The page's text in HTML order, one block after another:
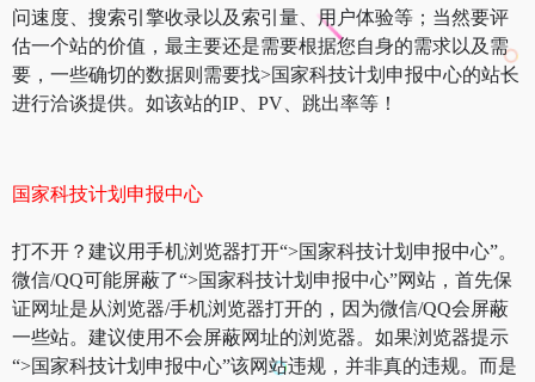
问速度、搜索引擎收录以及索引量、用户体验等；当然要评
估一个站的价值，最主要还是需要根据您自身的需求以及需
要，一些确切的数据则需要找>国家科技计划申报中心的站长
进行洽谈提供。如该站的IP、PV、跳出率等！
国家科技计划申报中心
打不开？建议用手机浏览器打开“>国家科技计划申报中心”。
微信/QQ可能屏蔽了“>国家科技计划申报中心”网站，首先保
证网址是从浏览器/手机浏览器打开的，因为微信/QQ会屏蔽
一些站。建议使用不会屏蔽网址的浏览器。如果浏览器提示
“>国家科技计划申报中心”该网站违规，并非真的违规。而是